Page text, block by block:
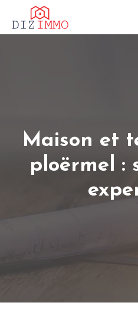
Maison et
ploërmel :